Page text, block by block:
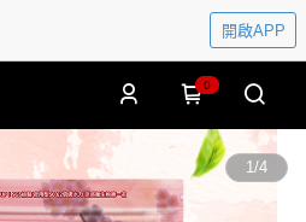
開啟APP
0
1/4